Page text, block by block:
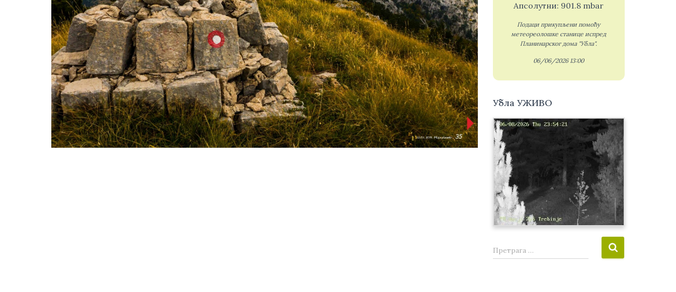
Апсолутни: 901.8 mbar
Подаци прикупљени помоћу
метеореолошке станице испред
Планинарског дома "Убла".
06/06/2026 13:00
Убла УЖИВО
П
р
Претрага …